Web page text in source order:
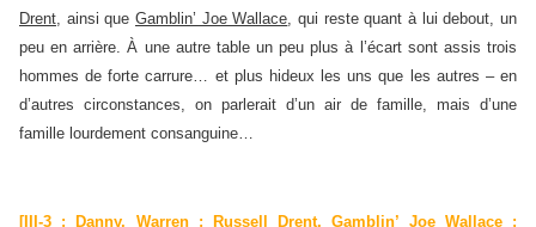
Drent , ainsi que Gamblin’ Joe Wallace , qui reste quant à lui debout, un
peu en arrière. À une autre table un peu plus à l’écart sont assis trois
hommes de forte carrure… et plus hideux les uns que les autres – en
d’autres circonstances, on parlerait d’un air de famille, mais d’une
famille lourdement consanguine…
[III-3 : Danny, Warren : Russell Drent,Gamblin’ Joe Wallace;